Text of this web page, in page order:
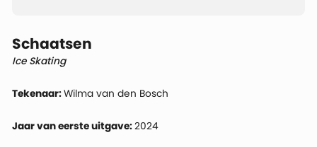
Schaatsen
Ice Skating
Tekenaar:Wilma van den Bosch
Jaar van eerste uitgave:2024